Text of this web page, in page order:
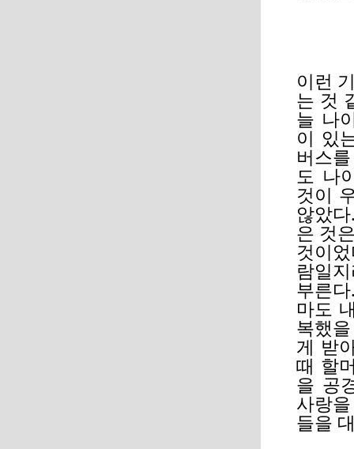
이런
는 것
늘 나
이 있
버스
도 나
것이
않았
은 것
것이
람일
부른
마도
복했
게 받
때 할
을 공
사랑
들을